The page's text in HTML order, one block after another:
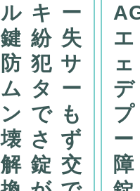
ルキー
鍵紛失
防犯サ
ムター
ンでも
壊さず
解錠交